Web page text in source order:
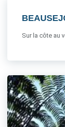
Sur la côte au